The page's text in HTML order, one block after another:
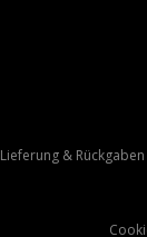
Lieferung & Rückgaben